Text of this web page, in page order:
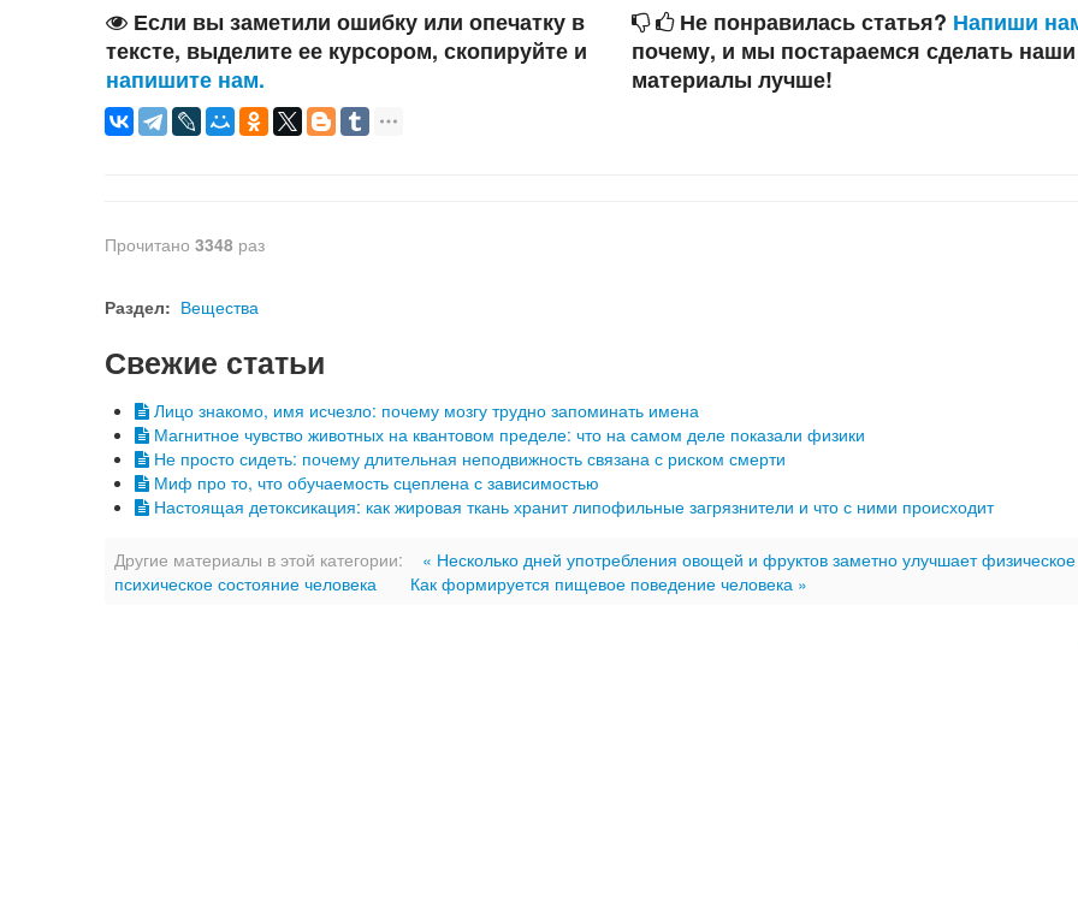
Если вы заметили ошибку или опечатку в
тексте, выделите ее курсором, скопируйте и
напишите нам.
Не понравилась статья? Напиши
почему, и мы постараемся сделать наши
материалы лучше!
Прочитано 3348 раз
Раздел: Вещества
Свежие статьи
Лицо знакомо, имя исчезло: почему мозгу трудно запоминать имена
Магнитное чувство животных на квантовом пределе: что на самом деле показали физики
Не просто сидеть: почему длительная неподвижность связана с риском смерти
Миф про то, что обучаемость сцеплена с зависимостью
Настоящая детоксикация: как жировая ткань хранит липофильные загрязнители и что с ними происходит
Другие материалы в этой категории:
« Несколько дней употребления овощей и фруктов заметно улучшает
психическое состояние человека
Как формируется пищевое поведение человека »